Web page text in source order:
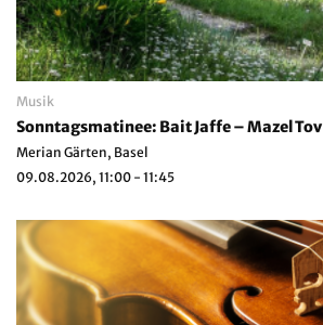
Musik
Sonntagsmatinee: Bait Jaffe – Mazel Tov
Merian Gärten, Basel
09.08.2026, 11:00 - 11:45